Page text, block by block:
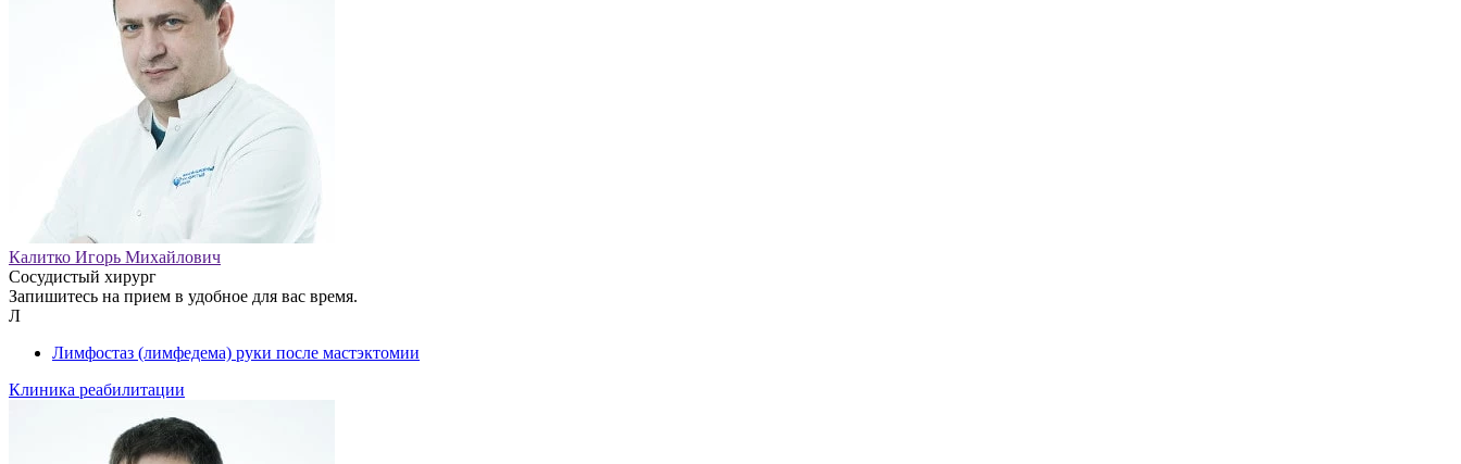
Калитко Игорь Михайлович
Сосудистый хирург
Запишитесь на прием в удобное для вас время.
Л
Лимфостаз (лимфедема) руки после мастэктомии
Клиника реабилитации